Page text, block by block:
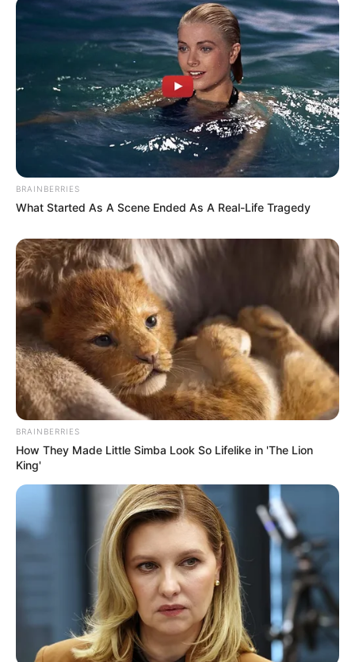
BRAINBERRIES
What Started As A Scene Ended As A Real-Life Tragedy
BRAINBERRIES
How They Made Little Simba Look So Lifelike in 'The Lion
King'